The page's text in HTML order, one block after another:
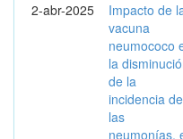
2-abr-2025
Impacto de
vacuna
neumococo
la
de la
incidencia de
las
neumonías,